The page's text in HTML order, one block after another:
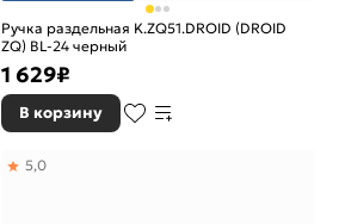
Ручка раздельная K.ZQ51.DROID (DROID
ZQ) BL-24 черный
1 629₽
В корзину
5,0